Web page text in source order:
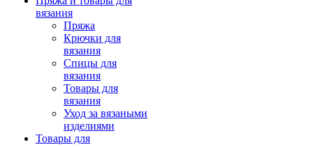
вязания
Пряжа
Крючки для
вязания
Спицы для
вязания
Товары для
вязания
Уход за вязаными
изделиями
Товары для